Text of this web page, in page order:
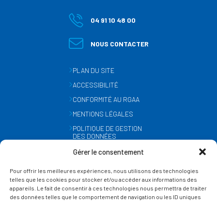
Gérer le consentement
Pour offrir les meilleures expériences, nous utilisons des technologies
telles que les cookies pour stocker et/ou accéder aux informations des
appareils. Le fait de consentir à ces technologies nous permettra de traiter
des données telles que le comportement de navigation ou les ID uniques
04 91 10 48 00
NOUS CONTACTER
PLAN DU SITE
ACCESSIBILITÉ
CONFORMITÉ AU RGAA
MENTIONS LÉGALES
POLITIQUE DE GESTION
DES DONNÉES
GESTION DES COOKIES